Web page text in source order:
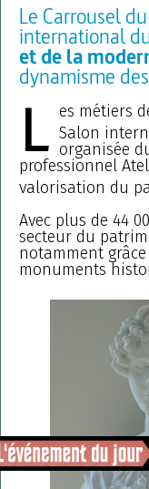
Le Carrousel
international
et de la
dynamisme
L es métiers
Salon
organisée
professionnel
valorisation du
Avec plus de 44
secteur du
notamment
monuments